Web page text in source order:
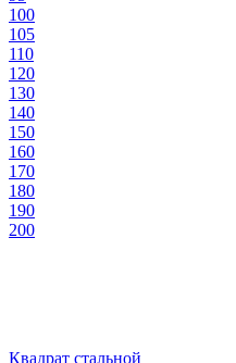
100
105
110
120
130
140
150
160
170
180
190
200
Квадрат стальной